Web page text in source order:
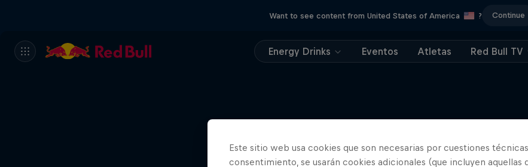
Want to see content from United States of America ? Continue
Energy Drinks Eventos Atletas Red Bull TV
Más contenidos similares
Este sitio web usa cookies que son necesarias por cuestiones
consentimiento, se usarán cookies adicionales (que incluyen aquellas